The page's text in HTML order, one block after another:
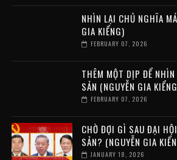
NHÌN LẠI CHỦ NGHĨA
GIA KIỂNG)
FEBRUARY 07, 2026
THÊM MỘT DỊP ĐỂ
SẢN (NGUYỄN GIA
FEBRUARY 07, 2026
CHỜ ĐỢI GÌ SAU ĐẠI
SẢN? (NGUYỄN GIA
JANUARY 18, 2026